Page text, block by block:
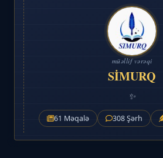
müəllif vərəqi
SİMURQ
✨
61 Məqalə 308 Şərh